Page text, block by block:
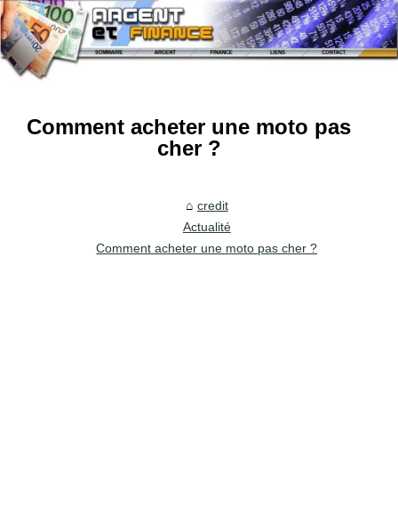
Comment acheter une moto pas
cher ?
credit
Actualité
Comment acheter une moto pas cher ?